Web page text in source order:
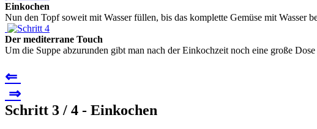
Einkochen
Nun den Topf soweit mit Wasser füllen, bis das komplette Gemüse mit
Der mediterrane Touch
Um die Suppe abzurunden gibt man nach der Einkochzeit noch eine große
⇐
⇒
Schritt 3 / 4 - Einkochen